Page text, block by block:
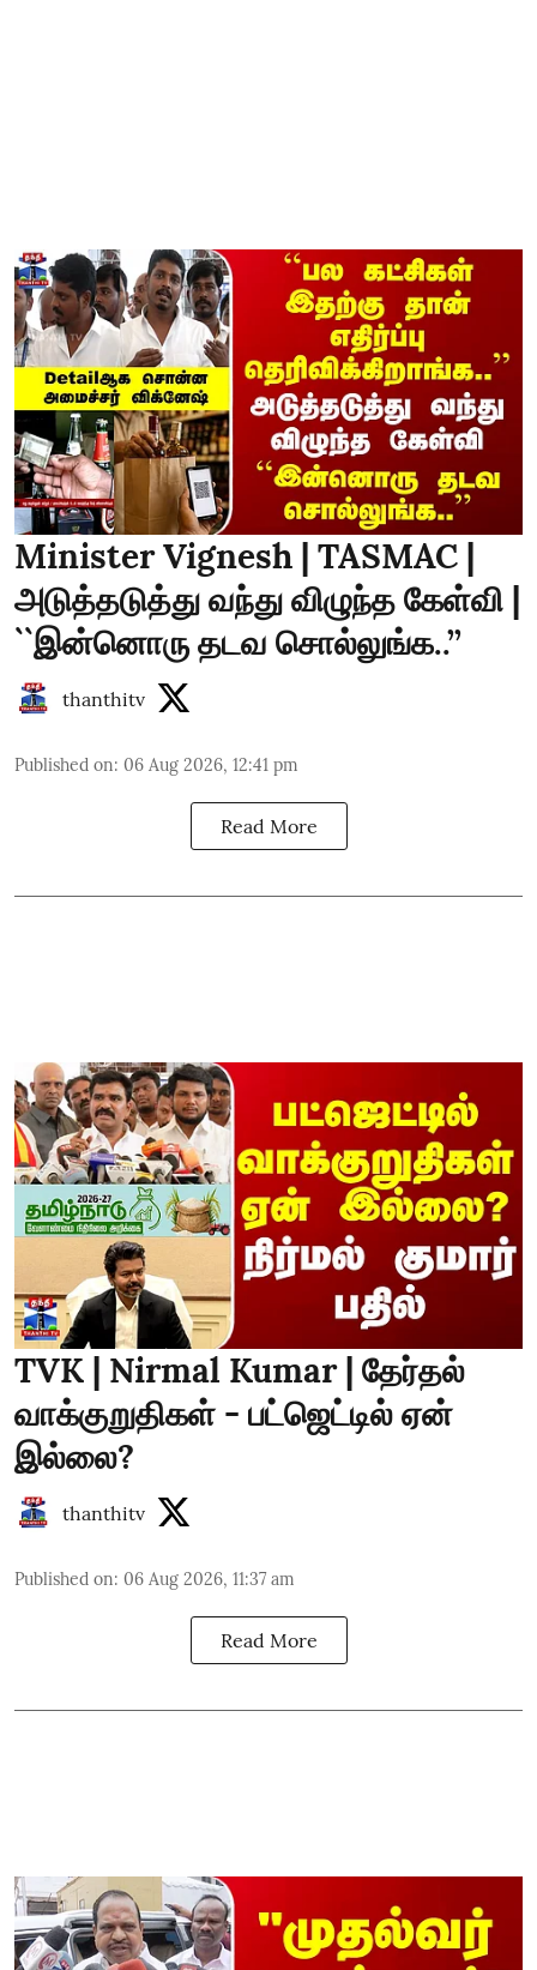
Minister Vignesh | TASMAC |
அடுத்தடுத்து வந்து விழுந்த கேள்வி |
``இன்னொரு தடவ சொல்லுங்க..’’
thanthitv
Published on: 06 Aug 2026, 12:41 pm
Read More
TVK | Nirmal Kumar | தேர்தல்
வாக்குறுதிகள் - பட்ஜெட்டில் ஏன்
இல்லை?
thanthitv
Published on: 06 Aug 2026, 11:37 am
Read More